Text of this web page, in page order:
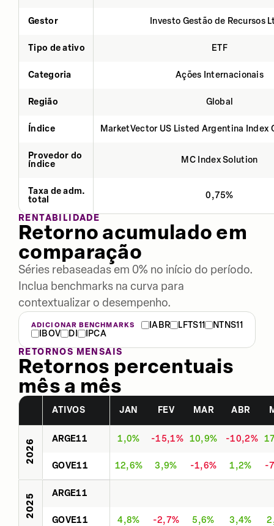
Gestor Investo Gestão de Recursos
Tipo de ativo ETF
Categoria Ações Internacionais
Região Global
Índice MarketVector US Listed Argentina Index
Provedor do
índice
MC Index Solution
Taxa de adm.
total
0,75%
RENTABILIDADE
Retorno acumulado em
comparação
Séries rebaseadas em 0% no início do período.
Inclua benchmarks na curva para
contextualizar o desempenho.
ADICIONAR BENCHMARKS IABR LFTS11
NTNS11
IBOV
DI
IPCA
RETORNOS MENSAIS
Retornos percentuais
mês a mês
ATIVOS JAN FEV MAR ABR
2026 ARGE11 1,0% -15,1% 10,9% -10,2%
GOVE11 12,6% 3,9% -1,6% 1,2% -
2025 ARGE11
GOVE11 4,8% -2,7% 5,6% 3,4%